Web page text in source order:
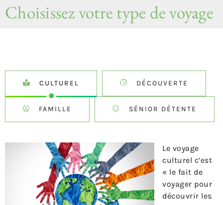
Choisissez votre type de voyage
CULTUREL DÉCOUVERTE
FAMILLE SÉNIOR DÉTENTE
Le voyage
culturel c’est
« le fait de
voyager pour
découvrir les